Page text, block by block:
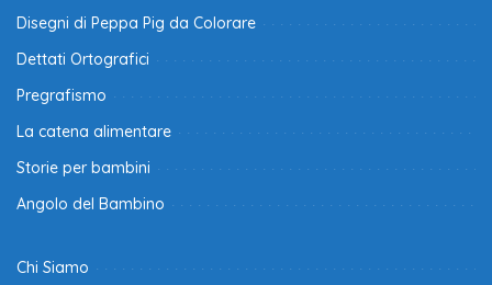
Disegni di Peppa Pig da Colorare
Dettati Ortografici
Pregrafismo
La catena alimentare
Storie per bambini
Angolo del Bambino
Chi Siamo